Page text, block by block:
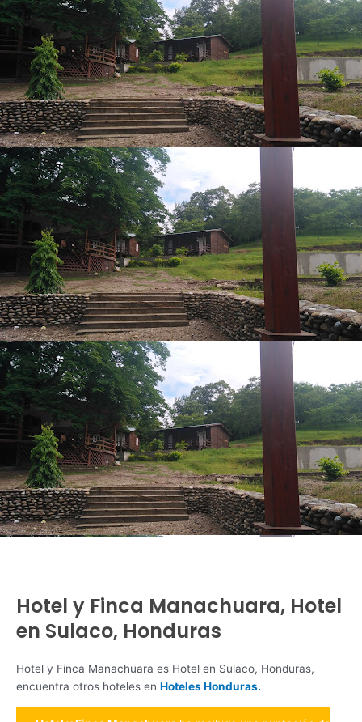
Hotel y Finca Manachuara, Hotel
en Sulaco, Honduras
Hotel y Finca Manachuara es Hotel en Sulaco, Honduras,
encuentra otros hoteles en Hoteles Honduras.